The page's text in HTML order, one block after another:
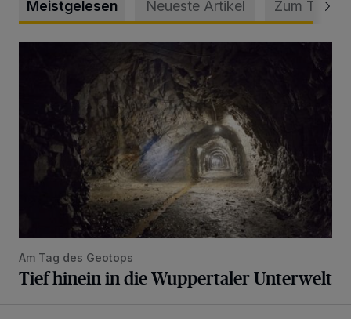
Meistgelesen Neueste Artikel Zum Thema
Am Tag des Geotops
Tief hinein in die Wuppertaler Unterwelt